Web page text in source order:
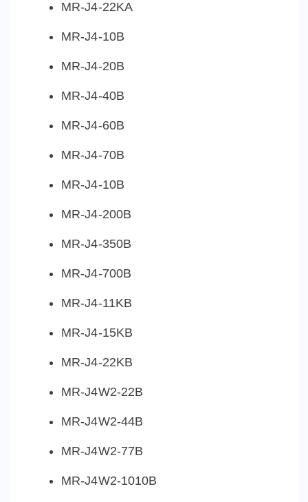
MR-J4-22KA
MR-J4-10B
MR-J4-20B
MR-J4-40B
MR-J4-60B
MR-J4-70B
MR-J4-10B
MR-J4-200B
MR-J4-350B
MR-J4-700B
MR-J4-11KB
MR-J4-15KB
MR-J4-22KB
MR-J4W2-22B
MR-J4W2-44B
MR-J4W2-77B
MR-J4W2-1010B